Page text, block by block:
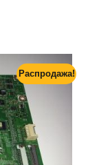
Распродажа!